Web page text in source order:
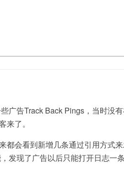
告Track Back Pings，当时没
了。
会看到新增几条通过引用方式
发现了广告以后只能打开日志一